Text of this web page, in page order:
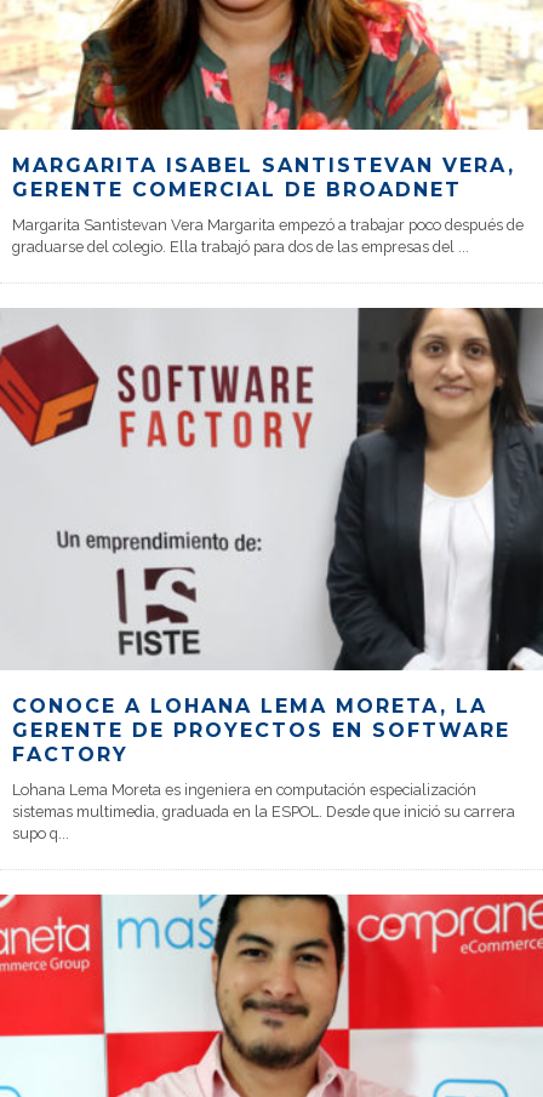
MARGARITA ISABEL SANTISTEVAN VERA,
GERENTE COMERCIAL DE BROADNET
Margarita Santistevan Vera Margarita empezó a trabajar poco después de
graduarse del colegio. Ella trabajó para dos de las empresas del
CONOCE A LOHANA LEMA MORETA, LA
GERENTE DE PROYECTOS EN SOFTWARE
FACTORY
Lohana Lema Moreta es ingeniera en computación especialización
sistemas multimedia, graduada en la ESPOL. Desde que inició su carrera
supo q